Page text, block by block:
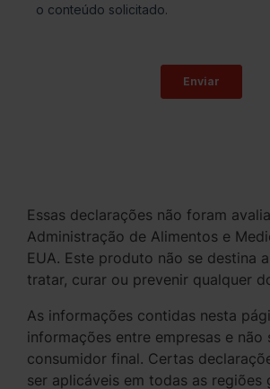
Essas declarações não foram
Administração de Alimentos e
EUA. Este produto não se destina
tratar, curar ou prevenir qualquer
As informações contidas nesta
informações entre empresas e não
consumidor final. Certas
ser aplicáveis em todas as regiões